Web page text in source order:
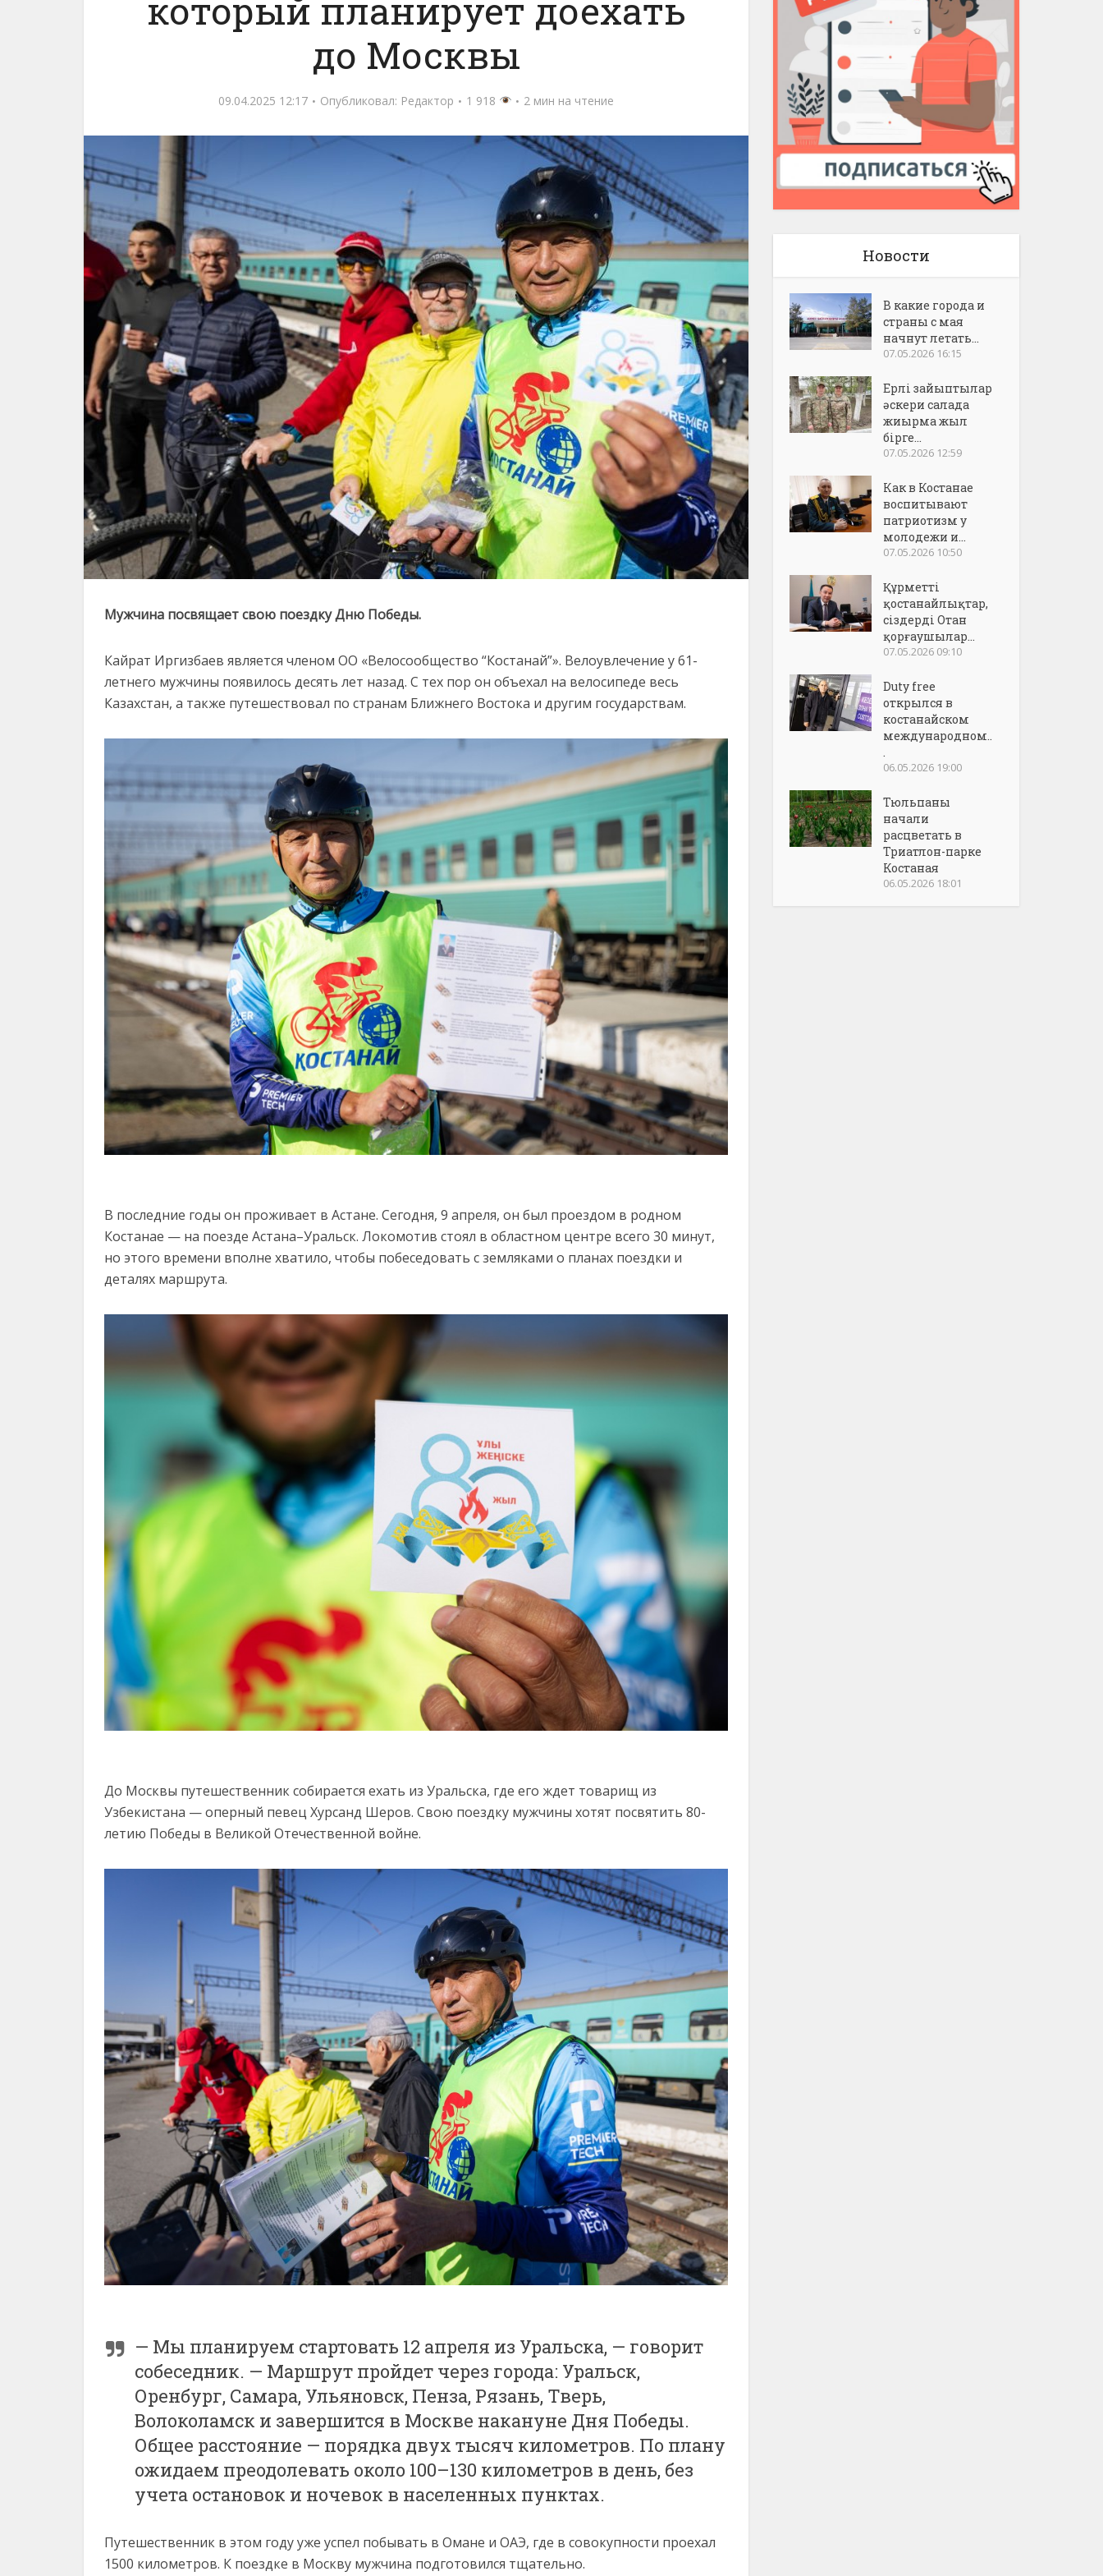
который планирует доехать
до Москвы
09.04.2025 12:17 Опубликовал: Редактор 1 918 2 мин на чтение
Мужчина посвящает свою поездку Дню Победы.
Кайрат Иргизбаев является членом ОО «Велосообщество “Костанай”». Велоувлечение у 61-
летнего мужчины появилось десять лет назад. С тех пор он объехал на велосипеде весь
Казахстан, а также путешествовал по странам Ближнего Востока и другим государствам.
В последние годы он проживает в Астане. Сегодня, 9 апреля, он был проездом в родном
Костанае — на поезде Астана–Уральск. Локомотив стоял в областном центре всего 30 минут,
но этого времени вполне хватило, чтобы побеседовать с земляками о планах поездки и
деталях маршрута.
До Москвы путешественник собирается ехать из Уральска, где его ждет товарищ из
Узбекистана — оперный певец Хурсанд Шеров. Свою поездку мужчины хотят посвятить 80-
летию Победы в Великой Отечественной войне.
— Мы планируем стартовать 12 апреля из Уральска, — говорит
собеседник. — Маршрут пройдет через города: Уральск,
Оренбург, Самара, Ульяновск, Пенза, Рязань, Тверь,
Волоколамск и завершится в Москве накануне Дня Победы.
Общее расстояние — порядка двух тысяч километров. По плану
ожидаем преодолевать около 100–130 километров в день, без
учета остановок и ночевок в населенных пунктах.
Путешественник в этом году уже успел побывать в Омане и ОАЭ, где в совокупности проехал
1500 километров. К поездке в Москву мужчина подготовился тщательно.
Новости
В какие города и
страны с мая
начнут летать...
07.05.2026 16:15
Ерлі зайыптылар
әскери салада
жиырма жыл
бірге...
07.05.2026 12:59
Как в Костанае
воспитывают
патриотизм у
молодежи и...
07.05.2026 10:50
Құрметті
қостанайлықтар,
сіздерді Отан
қорғаушылар...
07.05.2026 09:10
Duty free
открылся в
костанайском
международном..
.
06.05.2026 19:00
Тюльпаны
начали
расцветать в
Триатлон-парке
Костаная
06.05.2026 18:01